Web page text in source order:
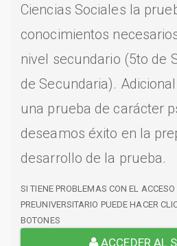
Ciencias Sociales la
conocimientos
nivel secundario (5to de
de Secundaria).
una prueba de carácter
deseamos éxito en la
desarrollo de la prueba.
SI TIENE PROBLEMAS CON EL
PREUNIVERSITARIO PUEDE HACER
BOTONES
ACCEDER AL